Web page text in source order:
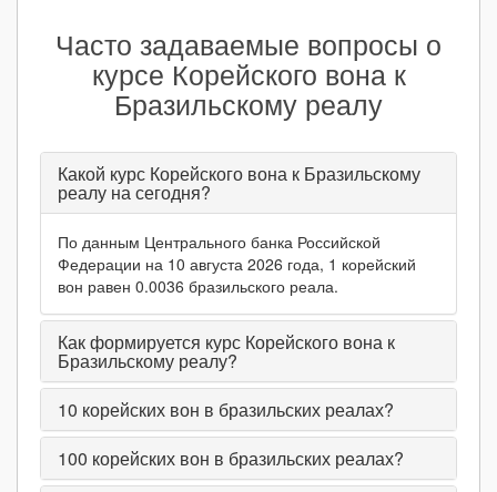
Часто задаваемые вопросы о
курсе Корейского вона к
Бразильскому реалу
Какой курс Корейского вона к Бразильскому
реалу на сегодня?
По данным Центрального банка Российской
Федерации на 10 августа 2026 года, 1 корейский
вон равен 0.0036 бразильского реала.
Как формируется курс Корейского вона к
Бразильскому реалу?
10 корейских вон в бразильских реалах?
100 корейских вон в бразильских реалах?